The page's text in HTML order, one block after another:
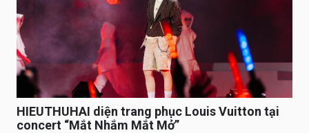
HIEUTHUHAI diện trang phục Louis Vuitton tại
concert “Mắt Nhắm Mắt Mở”